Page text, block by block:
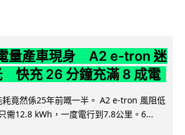
量產車現身 A2 e-tron 迷
快充 26 分鐘充滿 8 成電
竟然係25年前嘅一半。 A2 e-tron 風阻低
需12.8 kWh，一度電行到7.8公里。6...